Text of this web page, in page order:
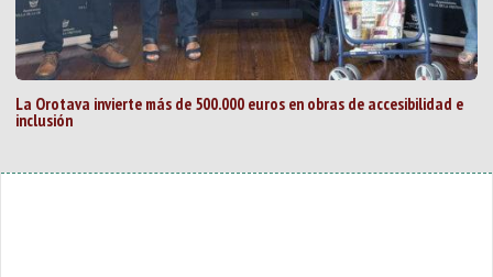
La Orotava invierte más de 500.000 euros en obras de accesibilidad e
inclusión